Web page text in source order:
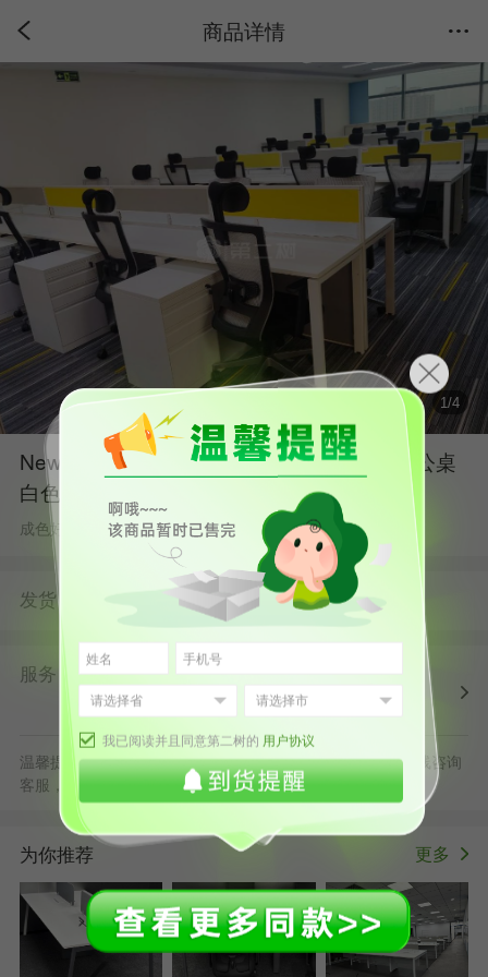
商品详情
我已阅读并且同意第二树的 用户协议
>
1/4
NewVision/诺伟二手其他开放式工位员工办公桌
白色系
成色好 从某在线教育集团回收 详情咨询在线客服
发货 第二树广州仓 发货并提供售后服务
服务 第二树自营 清洗消毒
配送上门
正规发票
退货原则
温馨提示：默拍不发货，批量采购立享更多优惠，可随时在线咨询
客服，或拨打服务电话400-178-1088
为你推荐 更多